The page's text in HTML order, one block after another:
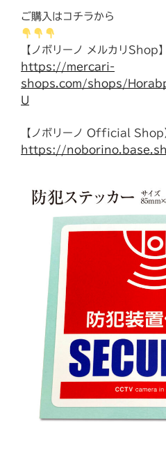
ご購入はコチラから
【ノボリーノ メルカリShop】
https://mercari-
shops.com/shops/
U
【ノボリーノ Official Shop
https://